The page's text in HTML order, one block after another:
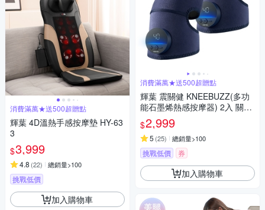
消費滿萬★送500超贈點
輝葉 4D溫熱手感按摩墊 HY-63
3
$3,999
4.8 (22) 總銷量>100
挑戰低價
加入購物車
消費滿萬★送500超贈點
輝葉 震關健 KNEEBUZZ(多功
能石墨烯熱感按摩器) 2入 關節
按摩 膝蓋按摩 HY-762
$2,999
5 (25) 總銷量>100
挑戰低價 券
加入購物車